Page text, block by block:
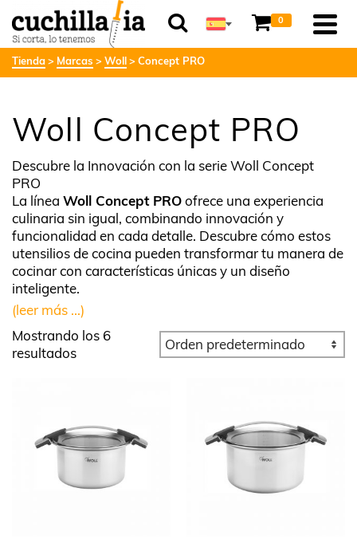
0
Tienda Marcas Woll Concept PRO
Woll Concept PRO
Descubre la Innovación con la serie Woll Concept
PRO
La línea Woll Concept PROofrece una experiencia
culinaria sin igual, combinando innovación y
funcionalidad en cada detalle. Descubre cómo estos
utensilios de cocina pueden transformar tu manera de
cocinar con características únicas y un diseño
inteligente.
(leer más ...)
Mostrando los 6
resultados